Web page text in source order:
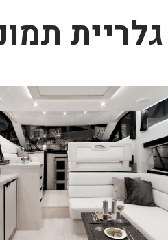
גלריית